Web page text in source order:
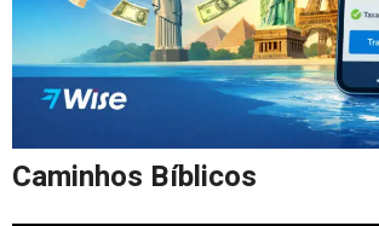
Caminhos Bíblicos